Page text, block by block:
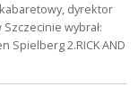
dyrektor
wybrał:
Spielberg 2.RICK AND